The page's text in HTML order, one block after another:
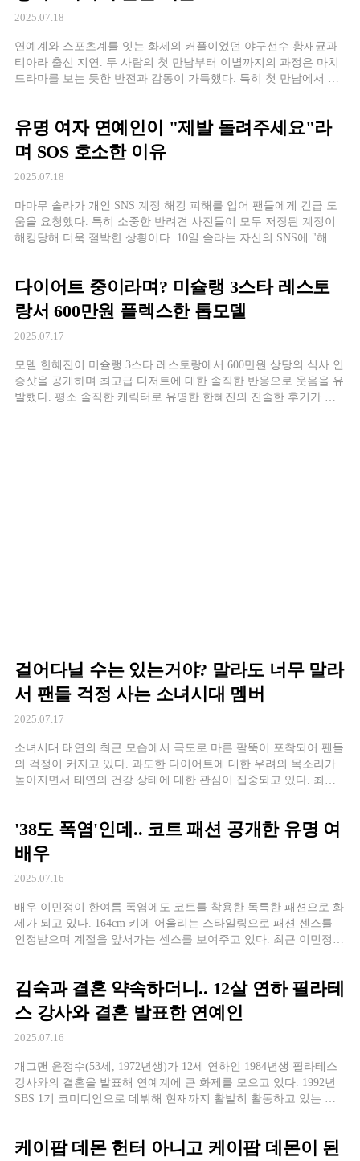
2025.07.18
연예계와 스포츠계를 잇는 화제의 커플이었던 야구선수 황재균과
티아라 출신 지연. 두 사람의 첫 만남부터 이별까지의 과정은 마치
드라마를 보는 듯한 반전과 감동이 가득했다. 특히 첫 만남에서 벌
드라마보다 더 드라마틱했다. 두 사람
유명 여자 연예인이 "제발 돌려주세요"라
며 SOS 호소한 이유
2025.07.18
마마무 솔라가 개인 SNS 계정 해킹 피해를 입어 팬들에게 긴급 도
움을 요청했다. 특히 소중한 반려견 사진들이 모두 저장된 계정이
해킹당해 더욱 절박한 상황이다. 10일 솔라는 자신의 SNS에 "해킹
정 확인 인증 코드 발송이 솔
다이어트 중이라며? 미슐랭 3스타 레스토
랑서 600만원 플렉스한 톱모델
2025.07.17
모델 한혜진이 미슐랭 3스타 레스토랑에서 600만원 상당의 식사 인
증샷을 공개하며 최고급 디저트에 대한 솔직한 반응으로 웃음을 유
발했다. 평소 솔직한 캐릭터로 유명한 한혜진의 진솔한 후기가 화
걸어다닐 수는 있는거야? 말라도 너무 말라
서 팬들 걱정 사는 소녀시대 멤버
2025.07.17
소녀시대 태연의 최근 모습에서 극도로 마른 팔뚝이 포착되어 팬들
의 걱정이 커지고 있다. 과도한 다이어트에 대한 우려의 목소리가
높아지면서 태연의 건강 상태에 대한 관심이 집중되고 있다. 최근
에는 지나치게 마른 모습이 포착되면서 팬
'38도 폭염'인데.. 코트 패션 공개한 유명 여
배우
2025.07.16
배우 이민정이 한여름 폭염에도 코트를 착용한 독특한 패션으로 화
제가 되고 있다. 164cm 키에 어울리는 스타일링으로 패션 센스를
인정받으며 계절을 앞서가는 센스를 보여주고 있다. 최근 이민정은
씬 풍기고 있어 눈길을 끌었다. 계
김숙과 결혼 약속하더니.. 12살 연하 필라테
스 강사와 결혼 발표한 연예인
2025.07.16
개그맨 윤정수(53세, 1972년생)가 12세 연하인 1984년생 필라테스
강사와의 결혼을 발표해 연예계에 큰 화제를 모으고 있다. 1992년
SBS 1기 코미디언으로 데뷔해 현재까지 활발히 활동하고 있는 윤
가상 결혼
케이팝 데몬 헌터 아니고 케이팝 데몬이 된